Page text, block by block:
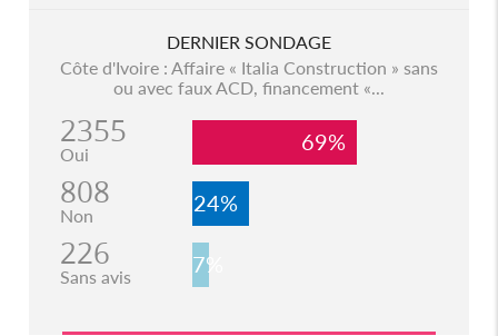
DERNIER SONDAGE
Côte d'Ivoire : Affaire « Italia Construction » sans
ou avec faux ACD, financement «...
2355
Oui 69%
808
Non 24%
226
Sans avis 7%